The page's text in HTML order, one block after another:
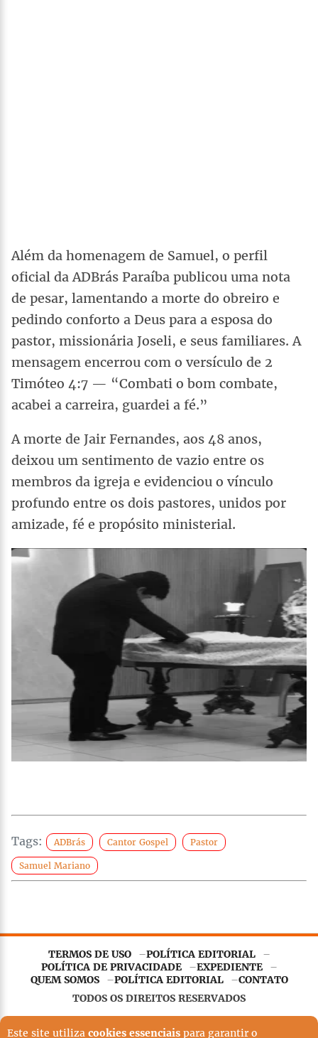
Além da homenagem de Samuel, o perfil
oficial da ADBrás Paraíba publicou uma nota
de pesar, lamentando a morte do obreiro e
pedindo conforto a Deus para a esposa do
pastor, missionária Joseli, e seus familiares. A
mensagem encerrou com o versículo de 2
Timóteo 4:7 — “Combati o bom combate,
acabei a carreira, guardei a fé.”
A morte de Jair Fernandes, aos 48 anos,
deixou um sentimento de vazio entre os
membros da igreja e evidenciou o vínculo
profundo entre os dois pastores, unidos por
amizade, fé e propósito ministerial.
Tags: ADBrás Cantor Gospel Pastor
Samuel Mariano
TERMOS DE USO
POLÍTICA EDITORIAL
POLÍTICA DE PRIVACIDADE
EXPEDIENTE
QUEM SOMOS
POLÍTICA EDITORIAL
CONTATO
TODOS OS DIREITOS RESERVADOS
Este site utiliza cookies essenciais para garantir o